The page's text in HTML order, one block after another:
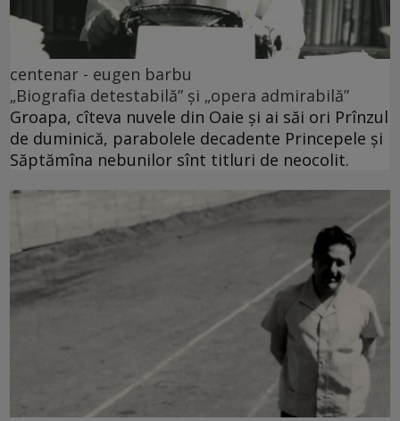
centenar - eugen barbu
„Biografia detestabilă” și „opera admirabilă”
Groapa, cîteva nuvele din Oaie și ai săi ori Prînzul
de duminică, parabolele decadente Princepele și
Săptămîna nebunilor sînt titluri de neocolit.